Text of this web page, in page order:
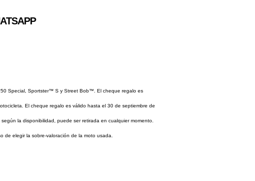
Special, Sportster™ S y Street Bob™. El cheque regalo es
El cheque regalo es válido hasta el 30 de septiembre de
la disponibilidad, puede ser retirada en cualquier momento.
elegir la sobre-valoración de la moto usada.